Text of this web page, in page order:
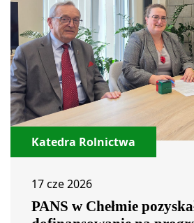
Katedra Rolnictwa
17 cze 2026
PANS w Chełmie